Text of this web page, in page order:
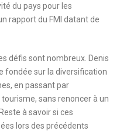
du pays pour les
rapport du FMI datant de
défis sont nombreux. Denis
fondée sur la diversification
en passant par
sans renoncer à un
à savoir si ces
lors des précédents